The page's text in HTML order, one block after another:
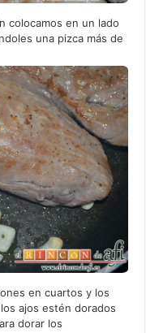
colocamos en un lado
una pizca más de
en cuartos y los
ajos estén dorados
dorar los